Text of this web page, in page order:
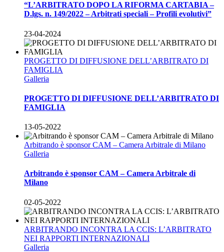
“L’ARBITRATO DOPO LA RIFORMA CARTABIA –
D.lgs. n. 149/2022 – Arbitrati speciali – Profili evolutivi”
23-04-2024
PROGETTO DI DIFFUSIONE DELL’ARBITRATO DI
FAMIGLIA
Galleria
PROGETTO DI DIFFUSIONE DELL’ARBITRATO DI
FAMIGLIA
13-05-2022
Arbitrando è sponsor CAM – Camera Arbitrale di Milano
Galleria
Arbitrando è sponsor CAM – Camera Arbitrale di
Milano
02-05-2022
ARBITRANDO INCONTRA LA CCIS: L’ARBITRATO
NEI RAPPORTI INTERNAZIONALI
Galleria